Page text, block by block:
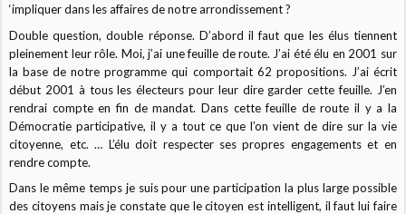
‘impliquer dans les affaires de notre arrondissement ?
Double question, double réponse. D’abord il faut que les élus tiennent
pleinement leur rôle. Moi, j’ai une feuille de route. J’ai été élu en 2001 sur
la base de notre programme qui comportait 62 propositions. J’ai écrit
début 2001 à tous les électeurs pour leur dire garder cette feuille. J’en
rendrai compte en fin de mandat. Dans cette feuille de route il y a la
Démocratie participative, il y a tout ce que l’on vient de dire sur la vie
citoyenne, etc. … L’élu doit respecter ses propres engagements et en
rendre compte.
Dans le même temps je suis pour une participation la plus large possible
des citoyens mais je constate que le citoyen est intelligent, il faut lui faire